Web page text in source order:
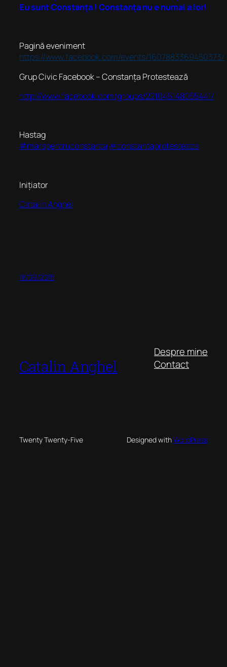
Eu sunt Constanța ! Constanța nu e numai a lor!
Pagină eveniment
https://www.facebook.com/events/1607883369450373/
Grup Civic Facebook – Constanța Protestează
http://www.facebook.com/groups/221046148055441/
Hastag
‪#‎marspentruconstanta ‪#‎constantaprotesteaza
Inițiator
Catalin Anghel
18/09/2015
Catalin Anghel
Despre mine
Contact
Twenty Twenty-Five Designed withWordPress